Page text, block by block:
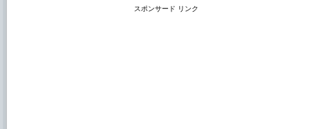
スポンサード リンク